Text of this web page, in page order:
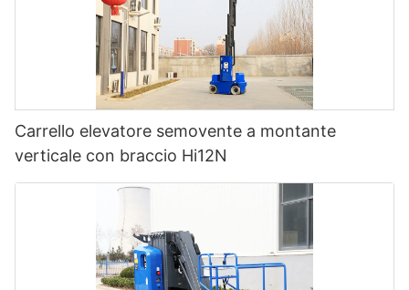
Carrello elevatore semovente a montante
verticale con braccio Hi12N